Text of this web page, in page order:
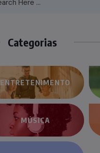
Categorias
ENTRETENIMENTO
MÚSICA